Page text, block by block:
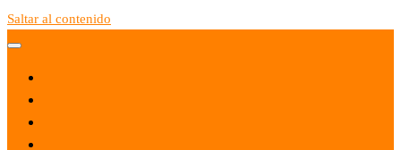
Saltar al contenido